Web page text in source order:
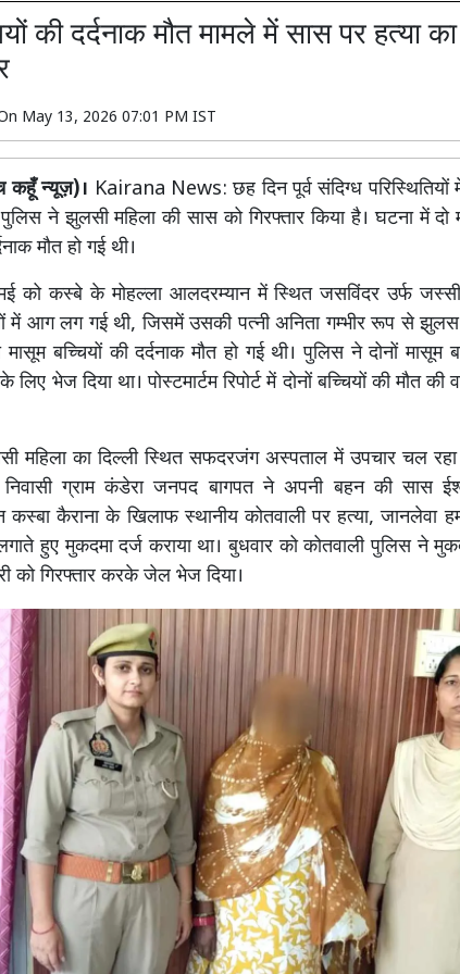
की दर्दनाक मौत मामले में सास पर हत्या
May 13, 2026 07:01 PM IST
कहूँ न्यूज़)। Kairana News: छह दिन पूर्व संदिग्ध
ने झुलसी महिला की सास को गिरफ्तार किया है। घटना में दो
मौत हो गई थी।
को कस्बे के मोहल्ला आलदरम्यान में स्थित जसविंदर उर्फ
में आग लग गई थी, जिसमें उसकी पत्नी अनिता गम्भीर रूप से
मासूम बच्चियों की दर्दनाक मौत हो गई थी। पुलिस ने दोनों
के लिए भेज दिया था। पोस्टमार्टम रिपोर्ट में दोनों बच्चियों की मौत
महिला का दिल्ली स्थित सफदरजंग अस्पताल में उपचार चल
ग्राम कंडेरा जनपद बागपत ने अपनी बहन की सास
कस्बा कैराना के खिलाफ स्थानीय कोतवाली पर हत्या, जानलेवा
हुए मुकदमा दर्ज कराया था। बुधवार को कोतवाली पुलिस ने
को गिरफ्तार करके जेल भेज दिया।